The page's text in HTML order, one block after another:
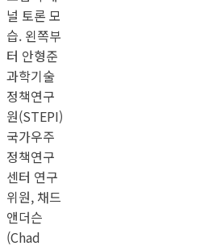
날 새로운 비즈니스 모델의 탐색을
이 우주경제에서의 기회를 잡기 위
의 역할이 중요하다고 공통된 의견
캐피털 최고경영자(CEO)는 “글로
은 상황에서 정부 예산과 민간이 결
하다”고 강조했다. 이준원
▲ 4,000 1.91%) 전무도 “우주 사
에서 사업화 중심으로 옮겨갔다”며
을 면밀히 살피고 우주경제로 갈 수
”고 말했다.